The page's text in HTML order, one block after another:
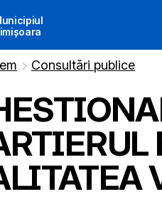
Consultări publice